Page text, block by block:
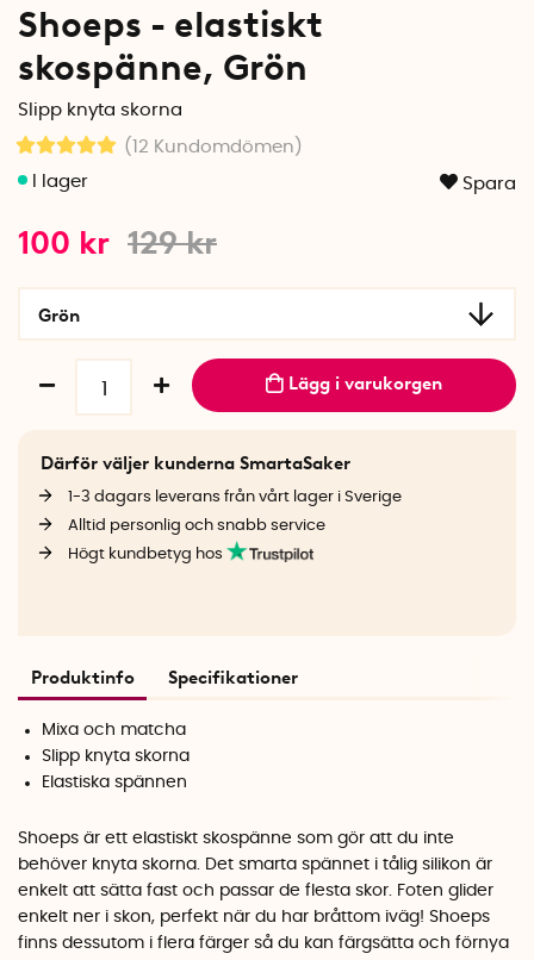
Shoeps - elastiskt
skospänne, Grön
Slipp knyta skorna
(12 Kundomdömen )
Spara
129kr
100 kr
Grön
Lägg i varukorgen
Därför väljer kunderna SmartaSaker
1-3 dagars leverans från vårt lager i Sverige
Alltid personlig och snabb service
Högt kundbetyg hos
Produktinfo Specifikationer
Mixa och matcha
Slipp knyta skorna
Elastiska spännen
Shoeps är ett elastiskt skospänne som gör att du inte
behöver knyta skorna. Det smarta spännet i tålig silikon är
enkelt att sätta fast och passar de flesta skor. Foten glider
enkelt ner i skon, perfekt när du har bråttom iväg! Shoeps
finns dessutom i flera färger så du kan färgsätta och förnya